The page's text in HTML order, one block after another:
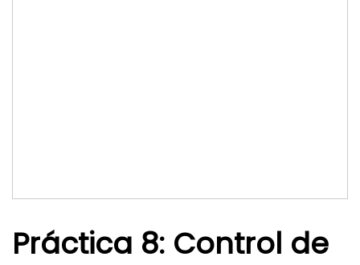
Práctica 8: Control de